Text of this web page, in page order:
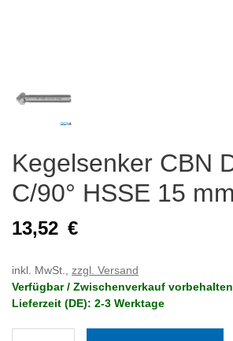
Kegelsenker CBN
C/90° HSSE 15 mm
13,52 €
inkl. MwSt., zzgl. Versand
Verfügbar / Zwischenverkauf vorbehalten
Lieferzeit (DE): 2-3 Werktage